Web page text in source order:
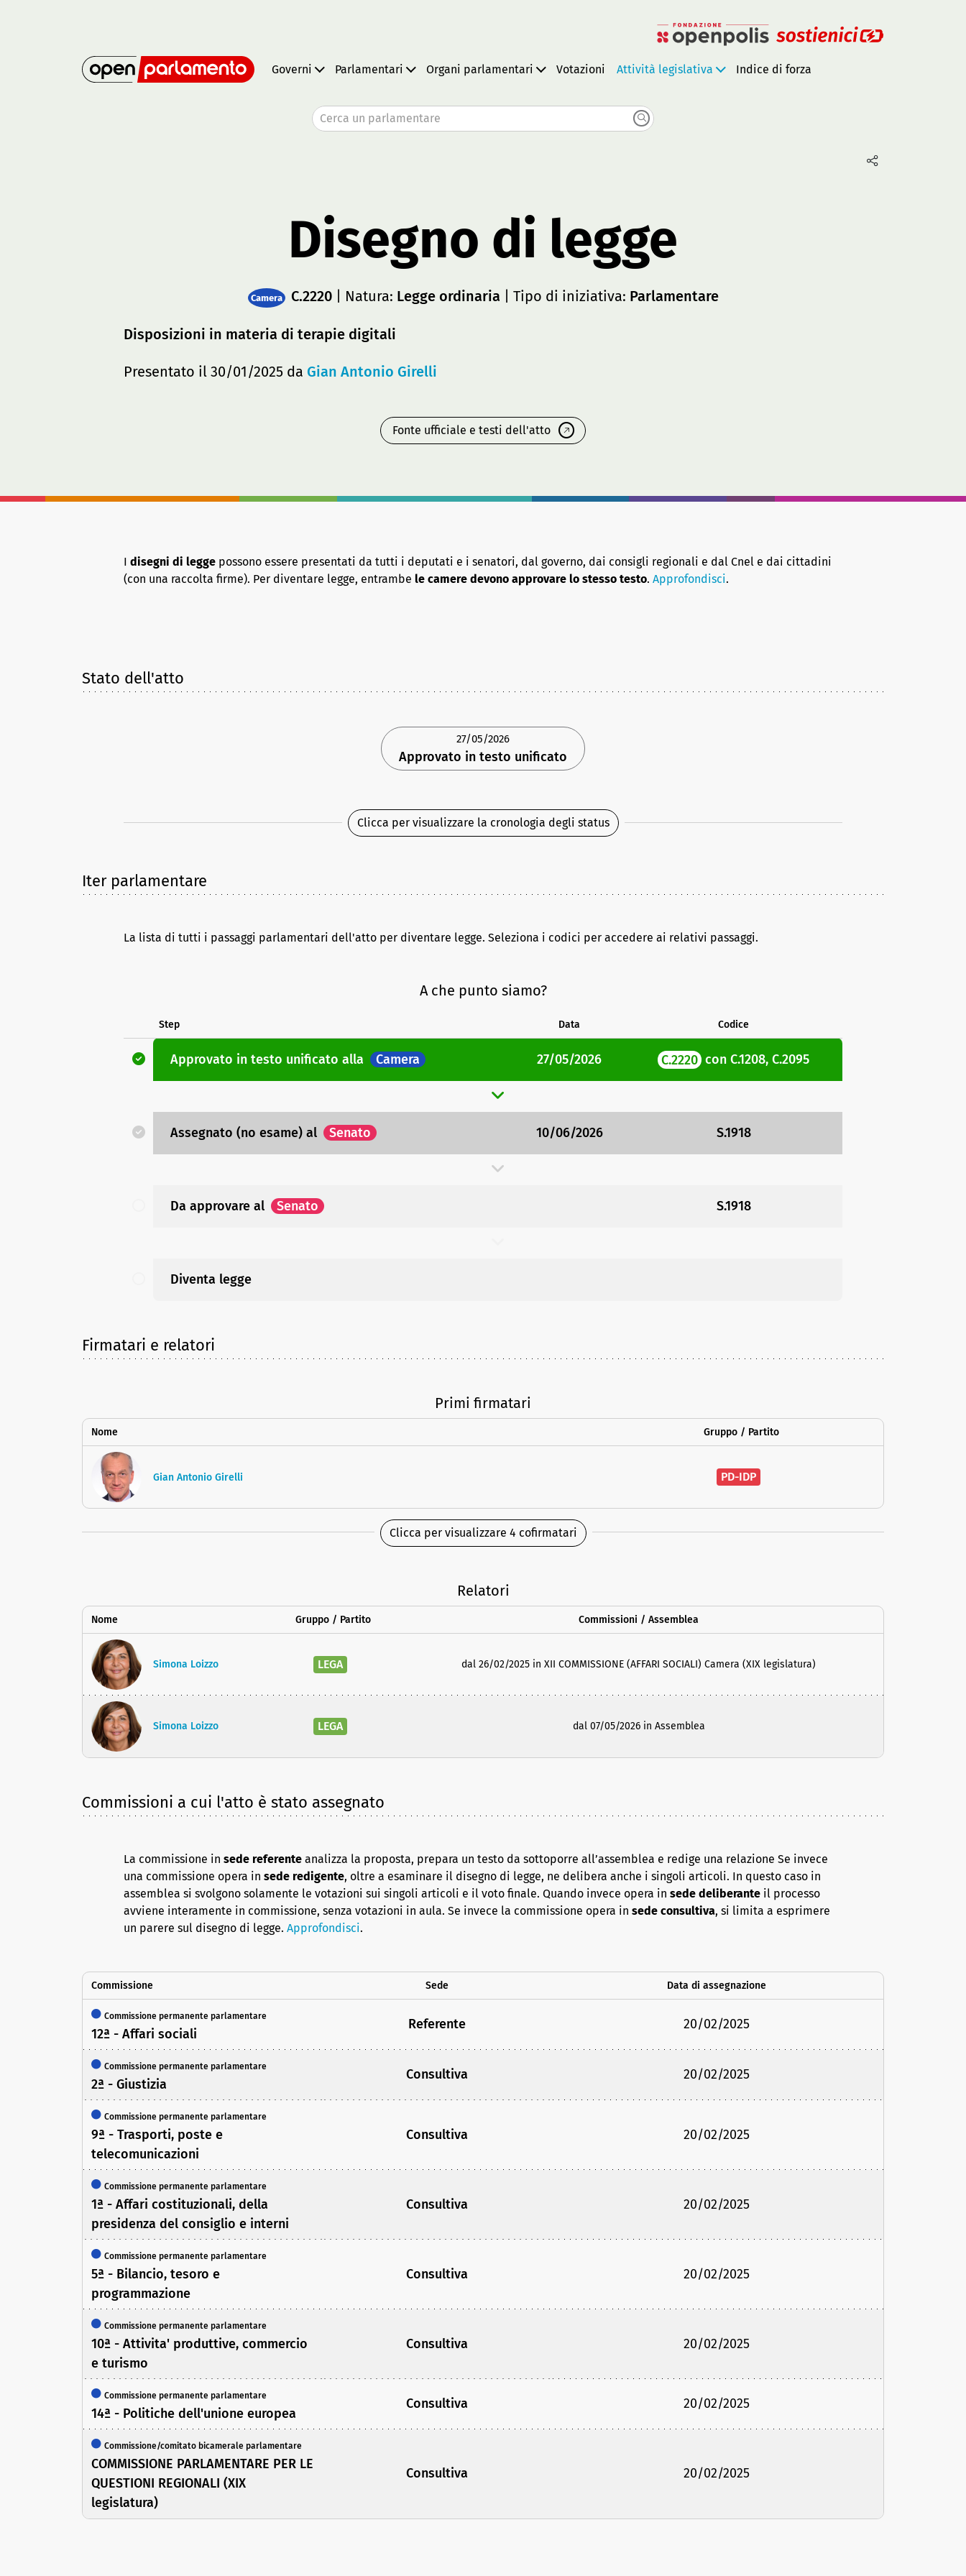
Governi Parlamentari Organi parlamentari Votazioni Attività legislativa Indice di forza
Cerca un parlamentare
Disegno di legge
Camera C.2220| Natura: Legge ordinaria | Tipo di iniziativa: Parlamentare
Disposizioni in materia di terapie digitali
Presentato il 30/01/2025 da Gian Antonio Girelli
Fonte ufficiale e testi dell'atto
I disegni di legge possono essere presentati da tutti i deputati e i senatori, dal governo, dai consigli regionali e dal Cnel e dai cittadini
(con una raccolta firme). Per diventare legge, entrambe le camere devono approvare lo stesso testo. Approfondisci.
Stato dell'atto
27/05/2026
Approvato in testo unificato
Clicca per visualizzare la cronologia degli status
Iter parlamentare
La lista di tutti i passaggi parlamentari dell'atto per diventare legge. Seleziona i codici per accedere ai relativi passaggi.
A che punto siamo?
Step Data Codice
Approvato in testo unificato alla Camera 27/05/2026 C.2220 conC.1208,C.2095
Assegnato (no esame) al Senato 10/06/2026 S.1918
Da approvare al Senato S.1918
Diventa legge
Firmatari e relatori
Primi firmatari
Nome Gruppo / Partito
Gian Antonio Girelli PD-IDP
Clicca per visualizzare 4 cofirmatari
Relatori
Nome Gruppo / Partito Commissioni / Assemblea
Simona Loizzo LEGA dal 26/02/2025 in XII COMMISSIONE (AFFARI SOCIALI) Camera (XIX legislatura)
Simona Loizzo LEGA dal 07/05/2026 in Assemblea
Commissioni a cui l'atto è stato assegnato
La commissione in sede referente analizza la proposta, prepara un testo da sottoporre all’assemblea e redige una relazione Se invece
una commissione opera in sede redigente, oltre a esaminare il disegno di legge, ne delibera anche i singoli articoli. In questo caso in
assemblea si svolgono solamente le votazioni sui singoli articoli e il voto finale. Quando invece opera in sede deliberante il processo
avviene interamente in commissione, senza votazioni in aula. Se invece la commissione opera in sede consultiva, si limita a esprimere
un parere sul disegno di legge. Approfondisci.
Commissione Sede Data di assegnazione
Commissione permanente parlamentare
12ª - Affari sociali
Referente 20/02/2025
Commissione permanente parlamentare
2ª - Giustizia
Consultiva 20/02/2025
Commissione permanente parlamentare
9ª - Trasporti, poste e
telecomunicazioni
Consultiva 20/02/2025
Commissione permanente parlamentare
1ª - Affari costituzionali, della
presidenza del consiglio e interni
Consultiva 20/02/2025
Commissione permanente parlamentare
5ª - Bilancio, tesoro e
programmazione
Consultiva 20/02/2025
Commissione permanente parlamentare
10ª - Attivita' produttive, commercio
e turismo
Consultiva 20/02/2025
Commissione permanente parlamentare
14ª - Politiche dell'unione europea
Consultiva 20/02/2025
Commissione/comitato bicamerale parlamentare
COMMISSIONE PARLAMENTARE PER LE
QUESTIONI REGIONALI (XIX
legislatura)
Consultiva 20/02/2025